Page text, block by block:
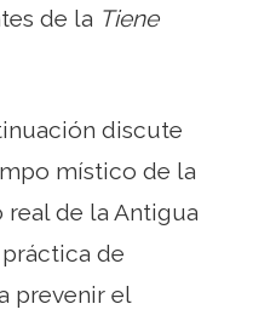
de la Tiene
discute
místico de la
real de la Antigua
de
prevenir el